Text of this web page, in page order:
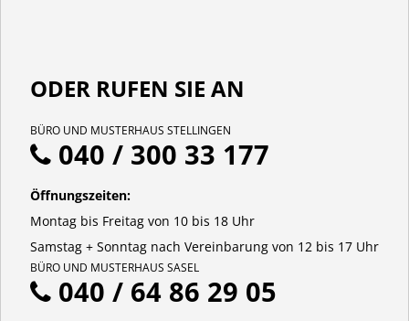
ODER RUFEN SIE AN
BÜRO UND MUSTERHAUS STELLINGEN
040 / 300 33 177
Öffnungszeiten:
Montag bis Freitag von 10 bis 18 Uhr
Samstag + Sonntag nach Vereinbarung von 12 bis 17 Uhr
BÜRO UND MUSTERHAUS SASEL
040 / 64 86 29 05